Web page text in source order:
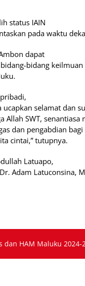
status IAIN
pada waktu
dapat
bidang keilmuan
selamat dan
Allah SWT, senantiasa
dan pengabdian bagi
cintai,” tutupnya.
Latuapo,
Adam Latuconsina,
Gubernur Kukuhkan Gugus Tugas Daerah, Bisnis dan HAM